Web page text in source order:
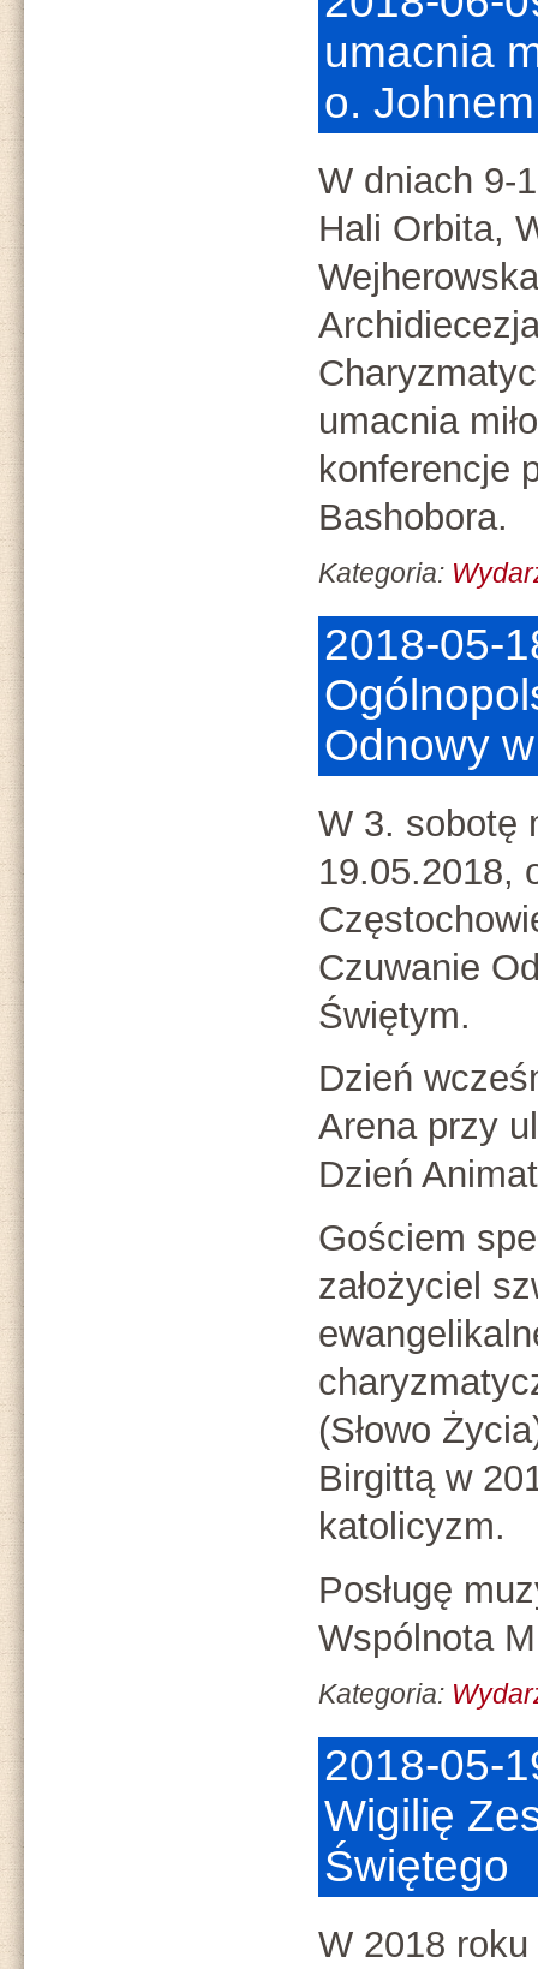
umacnia
o.
W dniach 9-
Hali Orbita,
umacnia
konferencje
Bashobora.
Kategoria:
2018-05-
Odnowy
W 3. sobotę
19.05.2018,
Czuwanie
Świętym.
Dzień
Arena przy
Dzień
Gościem
założyciel
(Słowo
Birgittą w
katolicyzm.
Posługę
Wspólnota
Kategoria:
2018-05-
Wigilię
Świętego
W 2018 roku